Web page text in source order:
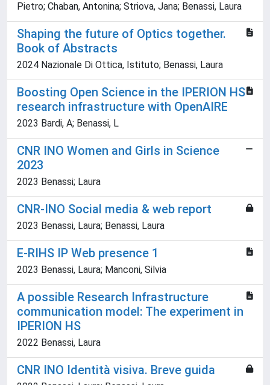
Pietro; Chaban, Antonina; Striova, Jana; Benassi, Laura
Shaping the future of Optics together.
Book of Abstracts
2024 Nazionale Di Ottica, Istituto; Benassi, Laura
Boosting Open Science in the IPERION HS
research infrastructure with OpenAIRE
2023 Bardi, A; Benassi, L
CNR INO Women and Girls in Science
2023
2023 Benassi; Laura
CNR-INO Social media & web report
2023 Benassi, Laura; Benassi, Laura
E-RIHS IP Web presence 1
2023 Benassi, Laura; Manconi, Silvia
A possible Research Infrastructure
communication model: The experiment in
IPERION HS
2022 Benassi, Laura
CNR INO Identità visiva. Breve guida